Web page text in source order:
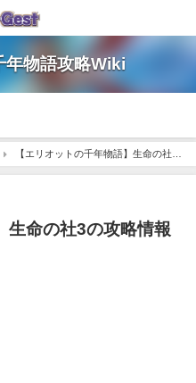
年物語攻略Wiki
【エリオットの千年物語】生命の社3
生命の社3の攻略情報